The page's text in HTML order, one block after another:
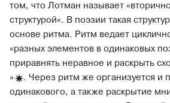
том, что Лотман называет
структурой«. В поэзии такая
основе ритма. Ритм ведает
«разных элементов в одинаковых
приравнять неравное и раскрыть
»
. Через ритм же организуется и
одинакового, а также раскрытие